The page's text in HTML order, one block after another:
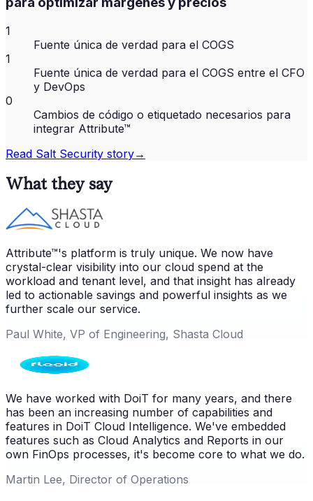
1
Fuente única de verdad para el COGS
1
Fuente única de verdad para el COGS entre el CFO
y DevOps
0
Cambios de código o etiquetado necesarios para
integrar Attribute™
Read Salt Security story→
What they say
Attribute™'s platform is truly unique. We now have
crystal-clear visibility into our cloud spend at the
workload and tenant level, and that insight has already
led to actionable savings and powerful insights as we
further scale our service.
Paul White, VP of Engineering, Shasta Cloud
We have worked with DoiT for many years, and there
has been an increasing number of capabilities and
features in DoiT Cloud Intelligence. We've embedded
features such as Cloud Analytics and Reports in our
own FinOps processes, it's become core to what we do.
Martin Lee, Director of Operations